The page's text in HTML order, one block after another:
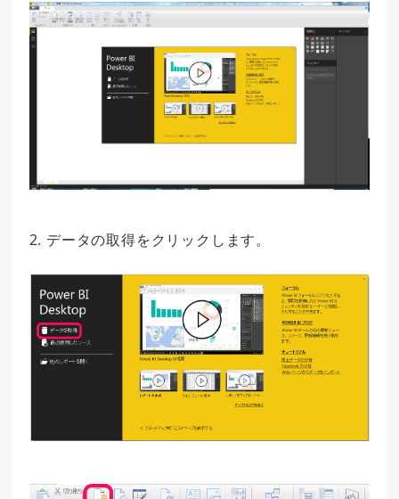
2. データの取得をクリックします。